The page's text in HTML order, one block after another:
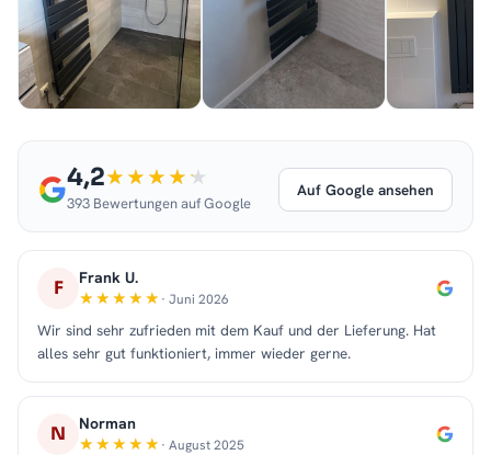
4,2
393 Bewertungen auf Google
Auf Google ansehen
F Frank U.
· Juni 2026
Wir sind sehr zufrieden mit dem Kauf und der Lieferung. Hat
alles sehr gut funktioniert, immer wieder gerne.
N Norman
· August 2025